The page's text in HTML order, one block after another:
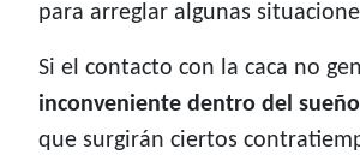
para arreglar algunas
Si el contacto con la caca no
inconveniente dentro del sueño
que surgirán ciertos